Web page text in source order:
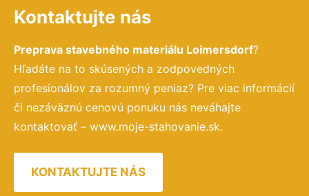
Kontaktujte nás
Preprava stavebného materiálu Loimersdorf?
Hľadáte na to skúsených a zodpovedných
profesionálov za rozumný peniaz? Pre viac informácií
či nezáväznú cenovú ponuku nás neváhajte
kontaktovať – www.moje-stahovanie.sk.
KONTAKTUJTE NÁS